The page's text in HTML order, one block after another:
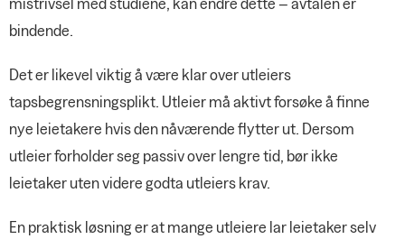
bindende.
Det er likevel viktig å være klar over utleiers
tapsbegrensningsplikt. Utleier må aktivt forsøke å finne
nye leietakere hvis den nåværende flytter ut. Dersom
utleier forholder seg passiv over lengre tid, bør ikke
leietaker uten videre godta utleiers krav.
En praktisk løsning er at mange utleiere lar leietaker selv